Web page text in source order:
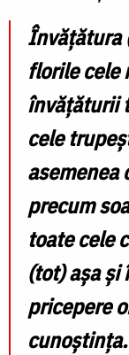
Învăţătura
florile cele
învăţăturii
cele
asemenea
precum
toate cele
(tot) aşa
pricepere
cunoştinţa.